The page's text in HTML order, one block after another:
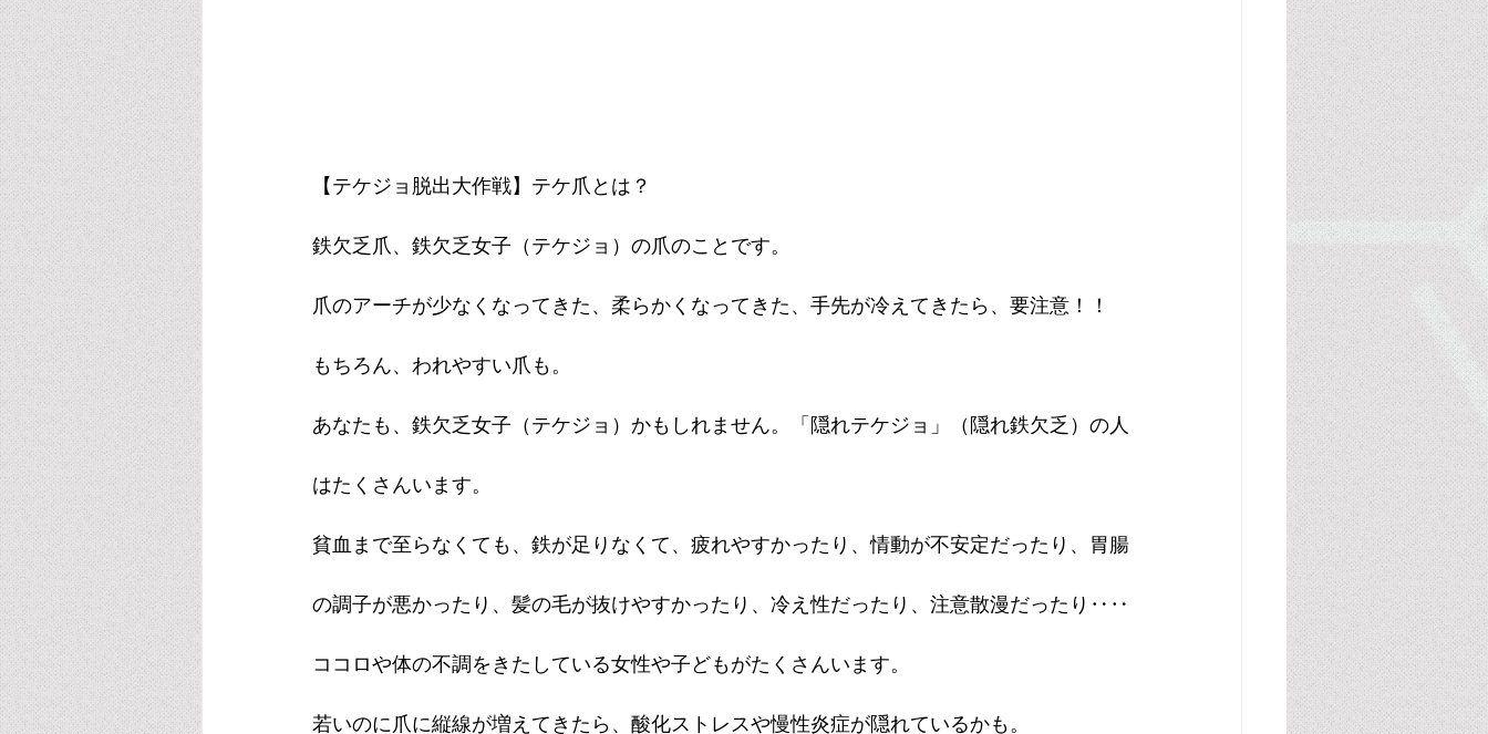
【テケジョ脱出大作戦】テケ爪とは？
鉄欠乏爪、鉄欠乏女子（テケジョ）の爪のことです。
爪のアーチが少なくなってきた、柔らかくなってきた、手先が冷えてきたら、要注意！！
もちろん、われやすい爪も。
あなたも、鉄欠乏女子（テケジョ）かもしれません。「隠れテケジョ」（隠れ鉄欠乏）の人
はたくさんいます。
貧血まで至らなくても、鉄が足りなくて、疲れやすかったり、情動が不安定だったり、胃腸
の調子が悪かったり、髪の毛が抜けやすかったり、冷え性だったり、注意散漫だったり‥‥
ココロや体の不調をきたしている女性や子どもがたくさんいます。
若いのに爪に縦線が増えてきたら、酸化ストレスや慢性炎症が隠れているかも。